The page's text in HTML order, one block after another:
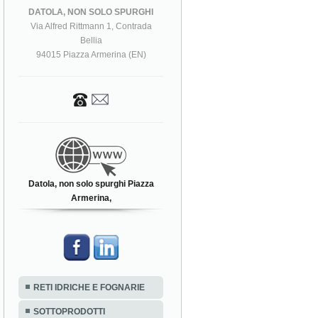
DATOLA, NON SOLO SPURGHI
Via Alfred Rittmann 1, Contrada
Bellia
94015 Piazza Armerina (EN)
Datola, non solo spurghi Piazza
Armerina,
RETI IDRICHE E FOGNARIE
SOTTOPRODOTTI